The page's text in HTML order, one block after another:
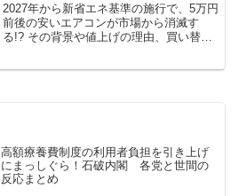
2027年から新省エネ基準の施行で、5万円
前後の安いエアコンが市場から消滅す
る!? その背景や値上げの理由、買い替え
高額療養費制度の利用者負担を引き上げ
にまっしぐら！石破内閣 各党と世間の
反応まとめ